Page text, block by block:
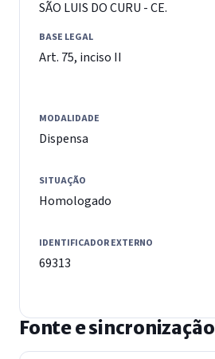
SÃO LUIS DO CURU - CE.
BASE LEGAL
Art. 75, inciso II
MODALIDADE
Dispensa
SITUAÇÃO
Homologado
IDENTIFICADOR EXTERNO
69313
Fonte e sincronização